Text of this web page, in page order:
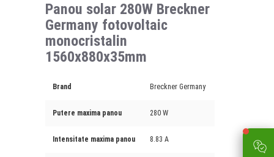
Panou solar 280W Breckner
Germany fotovoltaic
monocristalin
1560x880x35mm
Brand Breckner Germany
Putere maxima panou 280 W
Intensitate maxima panou 8.83 A